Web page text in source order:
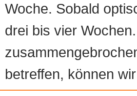
Woche. Sobald
drei bis vier
betreffen, können